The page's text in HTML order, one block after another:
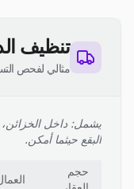
تنظيف
مثالي لفحص
يشمل: داخل الخزائن،
البقع حيثما أمكن.
حجم